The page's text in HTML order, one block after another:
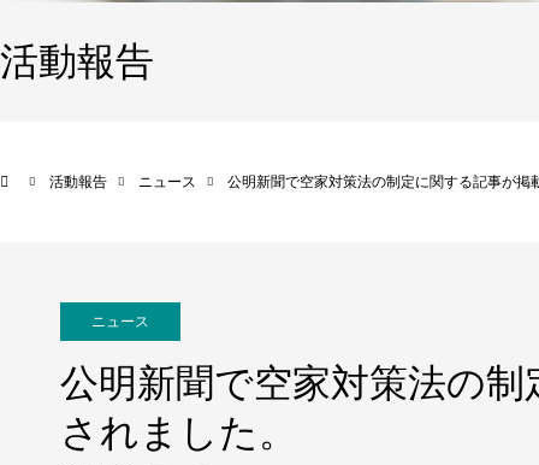
活動報告
活動報告 ニュース 公明新聞で空家対策法の制定に関する記事が掲
ニュース
公明新聞で空家対策法の
されました。